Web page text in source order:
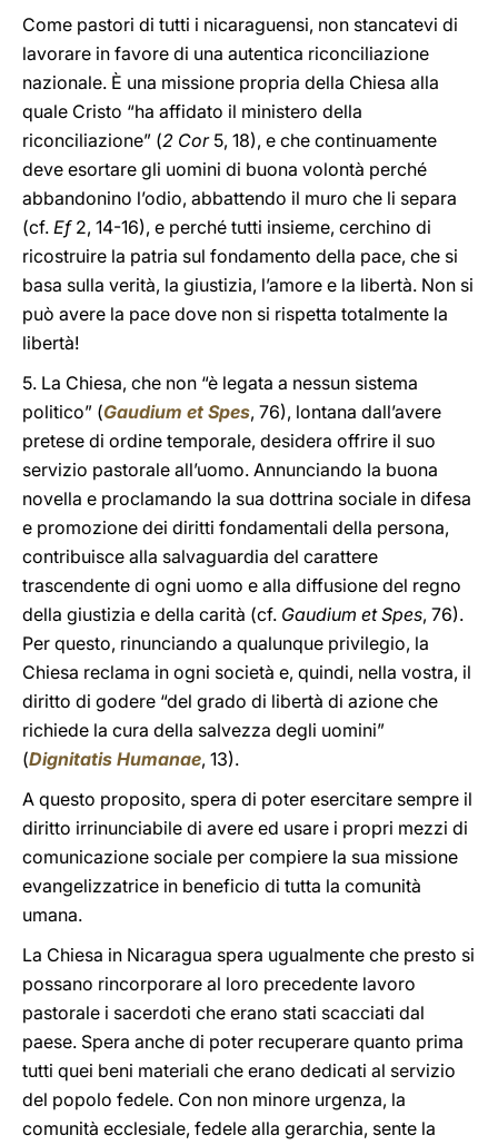
Come pastori di tutti i nicaraguensi, non stancatevi di
lavorare in favore di una autentica riconciliazione
nazionale. È una missione propria della Chiesa alla
quale Cristo “ha affidato il ministero della
riconciliazione” (2 Cor5, 18), e che continuamente
deve esortare gli uomini di buona volontà perché
abbandonino l’odio, abbattendo il muro che li separa
(cf. Ef2, 14-16), e perché tutti insieme, cerchino di
ricostruire la patria sul fondamento della pace, che si
basa sulla verità, la giustizia, l’amore e la libertà. Non si
può avere la pace dove non si rispetta totalmente la
libertà!
5. La Chiesa, che non “è legata a nessun sistema
politico” (Gaudium et Spes, 76), lontana dall’avere
pretese di ordine temporale, desidera offrire il suo
servizio pastorale all’uomo. Annunciando la buona
novella e proclamando la sua dottrina sociale in difesa
e promozione dei diritti fondamentali della persona,
contribuisce alla salvaguardia del carattere
trascendente di ogni uomo e alla diffusione del regno
della giustizia e della carità (cf. Gaudium et Spes, 76).
Per questo, rinunciando a qualunque privilegio, la
Chiesa reclama in ogni società e, quindi, nella vostra, il
diritto di godere “del grado di libertà di azione che
richiede la cura della salvezza degli uomini”
(Dignitatis Humanae, 13).
A questo proposito, spera di poter esercitare sempre il
diritto irrinunciabile di avere ed usare i propri mezzi di
comunicazione sociale per compiere la sua missione
evangelizzatrice in beneficio di tutta la comunità
umana.
La Chiesa in Nicaragua spera ugualmente che presto si
possano rincorporare al loro precedente lavoro
pastorale i sacerdoti che erano stati scacciati dal
paese. Spera anche di poter recuperare quanto prima
tutti quei beni materiali che erano dedicati al servizio
del popolo fedele. Con non minore urgenza, la
comunità ecclesiale, fedele alla gerarchia, sente la